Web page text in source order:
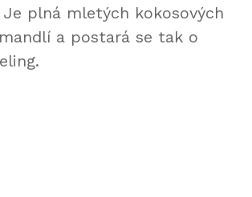
plná mletých kokosových
a postará se tak o